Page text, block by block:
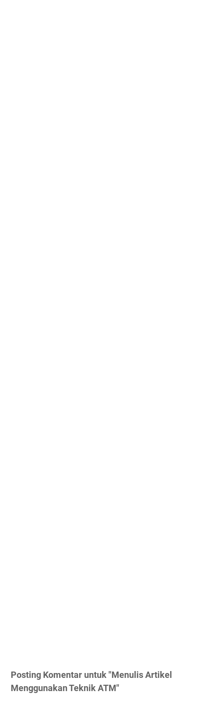
Posting Komentar untuk "Menulis Artikel
Menggunakan Teknik ATM"